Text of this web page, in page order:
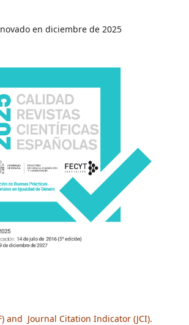
en diciembre de 2025
and Journal Citation Indicator (JCI).